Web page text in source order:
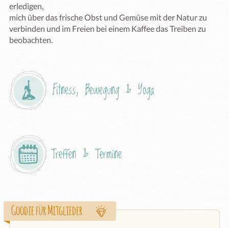
erledigen,
mich über das frische Obst und Gemüse mit der Natur zu
verbinden und im Freien bei einem Kaffee das Treiben zu
beobachten.
Fitness, Bewegung & Yoga
Treffen & Termine
Goodie für Mitglieder